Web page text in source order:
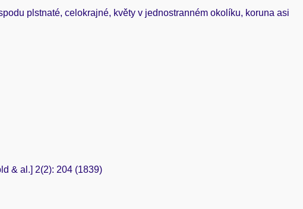
plstnaté, celokrajné, květy v jednostranném okolíku, koruna asi
& al.] 2(2): 204 (1839)